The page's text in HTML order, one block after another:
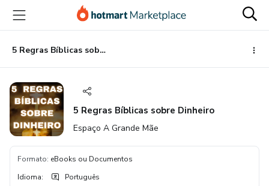
para
conteúdo
principal
para
pagamento
para
rodapé
5 Regras Bíblicas sobre Dinheiro
5 Regras Bíblicas sobre Dinheiro
Espaço A Grande Mãe
Formato: eBooks ou Documentos
Idioma: Português